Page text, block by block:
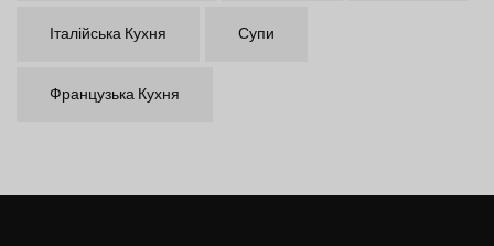
Італійська Кухня Супи
Французька Кухня